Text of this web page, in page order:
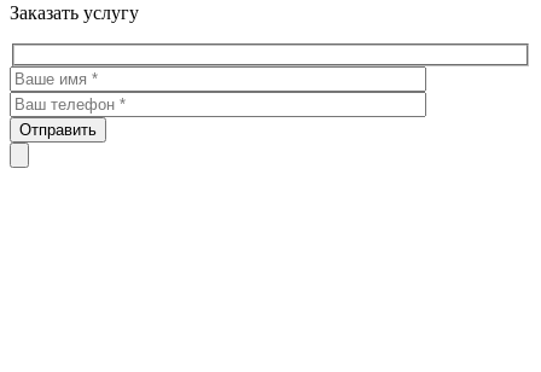
Заказать услугу